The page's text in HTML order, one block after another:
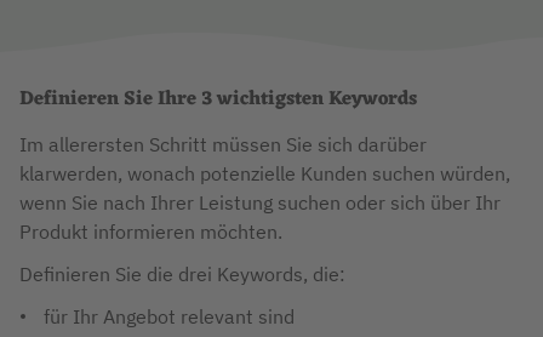
Definieren Sie Ihre 3 wichtigsten Keywords
Im allerersten Schritt müssen Sie sich darüber
klarwerden, wonach potenzielle Kunden suchen würden,
wenn Sie nach Ihrer Leistung suchen oder sich über Ihr
Produkt informieren möchten.
Definieren Sie die drei Keywords, die:
für Ihr Angebot relevant sind